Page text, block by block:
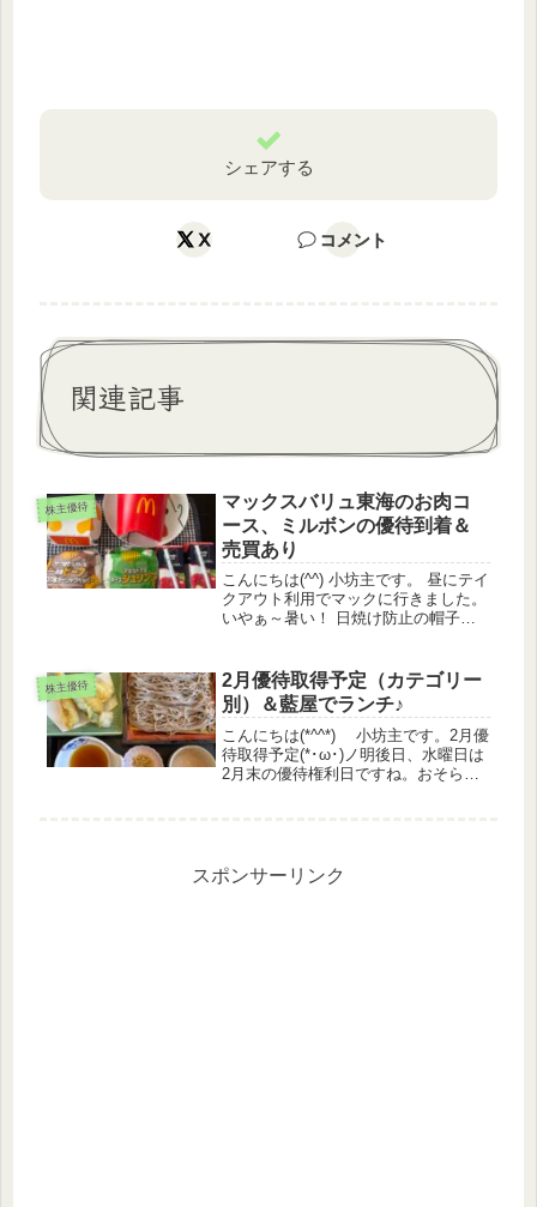
シェアする
X コメント
関連記事
株主優待
マックスバリュ東海のお肉コ
ース、ミルボンの優待到着＆
売買あり
こんにちは(^^) 小坊主です。 昼にテイ
クアウト利用でマックに行きました。
いやぁ～暑い！ 日焼け防止の帽子に
します。期間限定メニューから「ザク
切りポテト＆肉厚ビーフ」と「...
株主優待
2月優待取得予定（カテゴリー
別）＆藍屋でランチ♪
こんにちは(*^^*) 小坊主です。2月優
待取得予定(*･ω･)ノ明後日、水曜日は
2月末の優待権利日ですね。おそらく
スポンサーリンク